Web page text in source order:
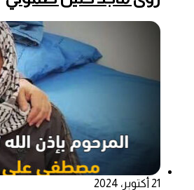
21 أكتوبر، 2024